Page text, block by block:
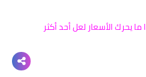
يحرك الأسعار لعل أحد أكثر